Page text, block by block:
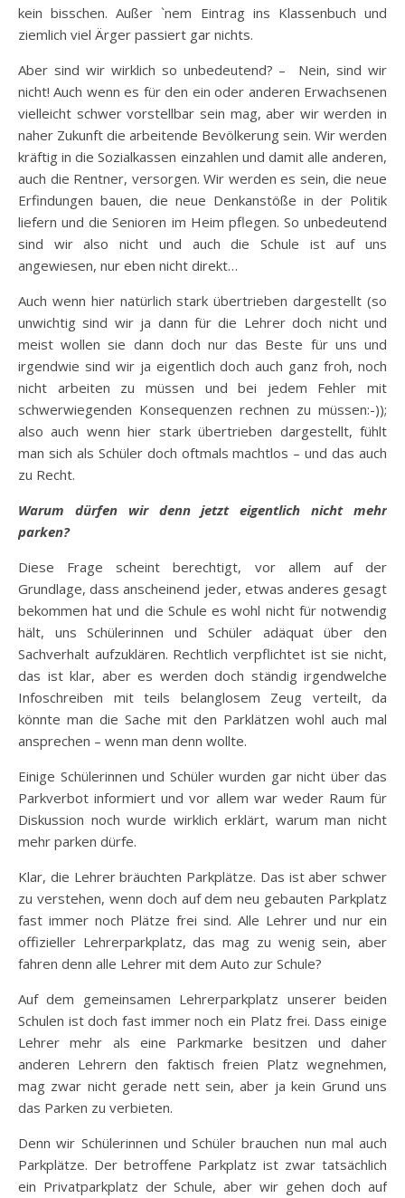
kein bisschen. Außer `nem Eintrag ins Klassenbuch und
ziemlich viel Ärger passiert gar nichts.
Aber sind wir wirklich so unbedeutend? – Nein, sind wir
nicht! Auch wenn es für den ein oder anderen Erwachsenen
vielleicht schwer vorstellbar sein mag, aber wir werden in
naher Zukunft die arbeitende Bevölkerung sein. Wir werden
kräftig in die Sozialkassen einzahlen und damit alle anderen,
auch die Rentner, versorgen. Wir werden es sein, die neue
Erfindungen bauen, die neue Denkanstöße in der Politik
liefern und die Senioren im Heim pflegen. So unbedeutend
sind wir also nicht und auch die Schule ist auf uns
angewiesen, nur eben nicht direkt…
Auch wenn hier natürlich stark übertrieben dargestellt (so
unwichtig sind wir ja dann für die Lehrer doch nicht und
meist wollen sie dann doch nur das Beste für uns und
irgendwie sind wir ja eigentlich doch auch ganz froh, noch
nicht arbeiten zu müssen und bei jedem Fehler mit
schwerwiegenden Konsequenzen rechnen zu müssen:-));
also auch wenn hier stark übertrieben dargestellt, fühlt
man sich als Schüler doch oftmals machtlos – und das auch
zu Recht.
Warum dürfen wir denn jetzt eigentlich nicht mehr
parken?
Diese Frage scheint berechtigt, vor allem auf der
Grundlage, dass anscheinend jeder, etwas anderes gesagt
bekommen hat und die Schule es wohl nicht für notwendig
hält, uns Schülerinnen und Schüler adäquat über den
Sachverhalt aufzuklären. Rechtlich verpflichtet ist sie nicht,
das ist klar, aber es werden doch ständig irgendwelche
Infoschreiben mit teils belanglosem Zeug verteilt, da
könnte man die Sache mit den Parklätzen wohl auch mal
ansprechen – wenn man denn wollte.
Einige Schülerinnen und Schüler wurden gar nicht über das
Parkverbot informiert und vor allem war weder Raum für
Diskussion noch wurde wirklich erklärt, warum man nicht
mehr parken dürfe.
Klar, die Lehrer bräuchten Parkplätze. Das ist aber schwer
zu verstehen, wenn doch auf dem neu gebauten Parkplatz
fast immer noch Plätze frei sind. Alle Lehrer und nur ein
offizieller Lehrerparkplatz, das mag zu wenig sein, aber
fahren denn alle Lehrer mit dem Auto zur Schule?
Auf dem gemeinsamen Lehrerparkplatz unserer beiden
Schulen ist doch fast immer noch ein Platz frei. Dass einige
Lehrer mehr als eine Parkmarke besitzen und daher
anderen Lehrern den faktisch freien Platz wegnehmen,
mag zwar nicht gerade nett sein, aber ja kein Grund uns
das Parken zu verbieten.
Denn wir Schülerinnen und Schüler brauchen nun mal auch
Parkplätze. Der betroffene Parkplatz ist zwar tatsächlich
ein Privatparkplatz der Schule, aber wir gehen doch auf